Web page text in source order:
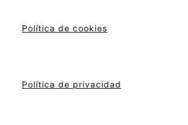
Política de cookies
Política de privacidad